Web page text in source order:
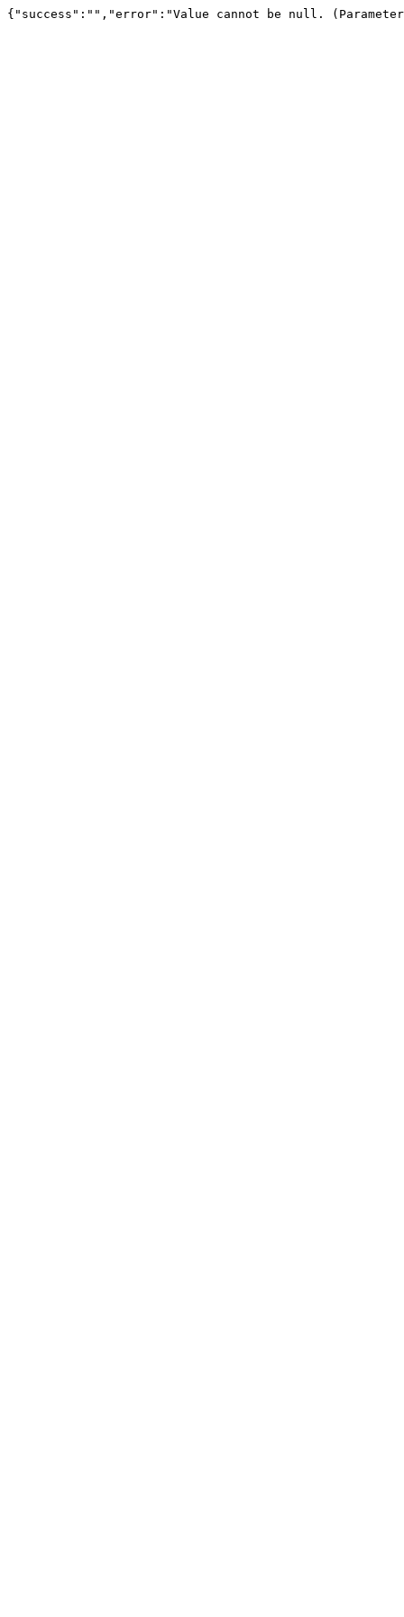
{"success":"","error":"Value cannot be null.